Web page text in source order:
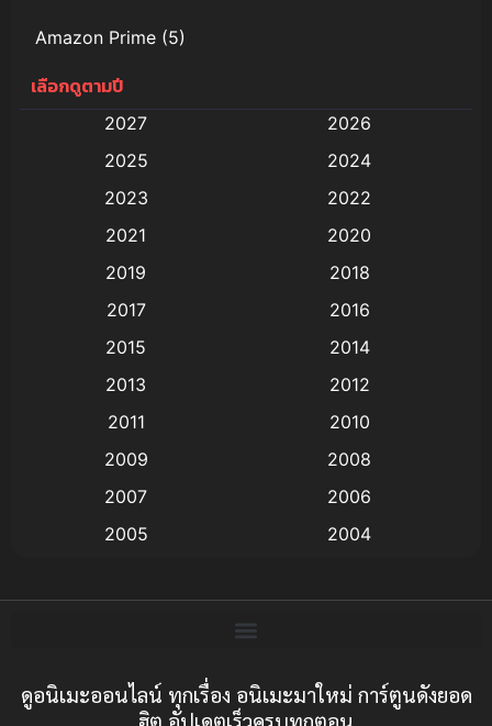
Amazon Prime (5)
Anal (ประตูหลัง)
Animation การ์ตูน
Animation อนิเมะ
Animation แอนิเมชัน
(9)
Big tits (นมใหญ่)
Bitch (ผู้หญิงร่าน)
Bondage (ทาส)(1)
เลือกดูตามปี
2027
2026
2025
2024
2023
2022
2021
2020
2019
2018
2017
2016
2015
2014
2013
2012
2011
2010
2009
2008
2007
2006
2005
2004
1997
1996
1993
1992
ดูอนิเมะออนไลน์ ทุกเรื่อง อนิเมะมาใหม่ การ์ตูนดังยอด
ฮิต อัปเดตเร็วครบทุกตอน